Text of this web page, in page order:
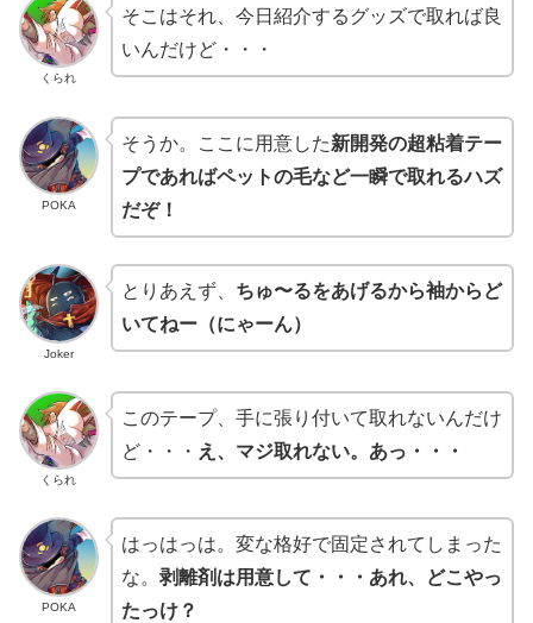
くられ
そこはそれ、今日紹介するグッズで取れば良
いんだけど・・・
POKA
そうか。ここに用意した新開発の超粘着テー
プであればペットの毛など一瞬で取れるハズ
だぞ！
Joker
とりあえず、 ちゅ〜るをあげるから袖からど
いてねー（にゃーん）
くられ
このテープ、手に張り付いて取れないんだけ
ど・・・ え、マジ取れない。あっ・・・
POKA
はっはっは。変な格好で固定されてしまった
な。 剥離剤は用意して・・・あれ、どこやっ
たっけ？